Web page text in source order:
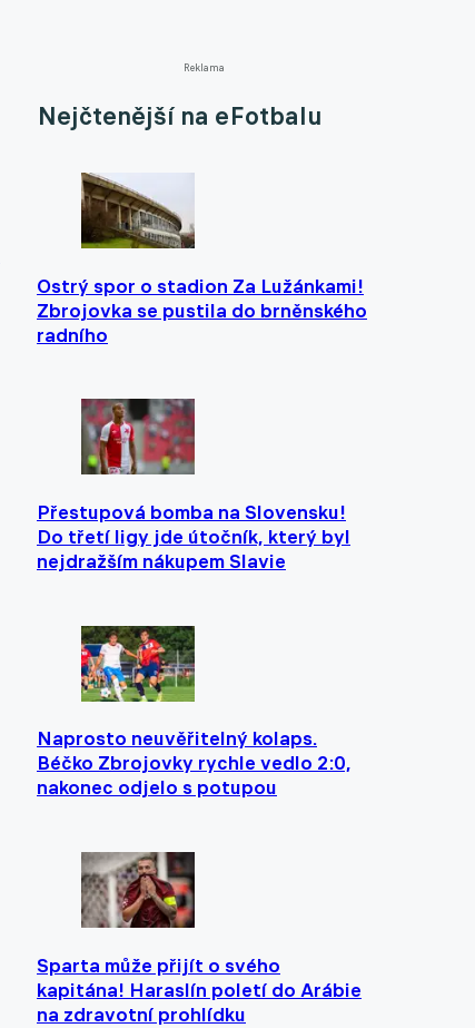
Reklama
Nejčtenější na eFotbalu
Ostrý spor o stadion Za Lužánkami!
Zbrojovka se pustila do brněnského
radního
Přestupová bomba na Slovensku!
Do třetí ligy jde útočník, který byl
nejdražším nákupem Slavie
Naprosto neuvěřitelný kolaps.
Béčko Zbrojovky rychle vedlo 2:0,
nakonec odjelo s potupou
Sparta může přijít o svého
kapitána! Haraslín poletí do Arábie
na zdravotní prohlídku